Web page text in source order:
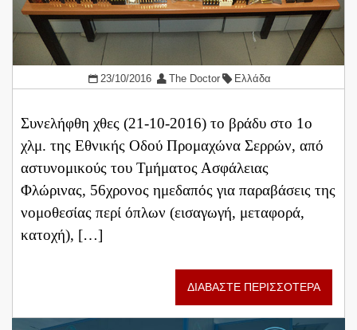
23/10/2016 The Doctor Ελλάδα
Συνελήφθη χθες (21-10-2016) το βράδυ στο 1ο
χλμ. της Εθνικής Οδού Προμαχώνα Σερρών, από
αστυνομικούς του Τμήματος Ασφάλειας
Φλώρινας, 56χρονος ημεδαπός για παραβάσεις της
νομοθεσίας περί όπλων (εισαγωγή, μεταφορά,
κατοχή), […]
ΔΙΑΒΑΣΤΕ ΠΕΡΙΣΣΟΤΕΡΑ